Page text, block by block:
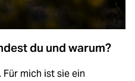
du und warum?
. Für mich ist sie ein